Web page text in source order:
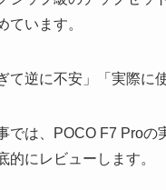
ています。
て逆に不安」「実際
では、POCO F7 Pro
的にレビューします。